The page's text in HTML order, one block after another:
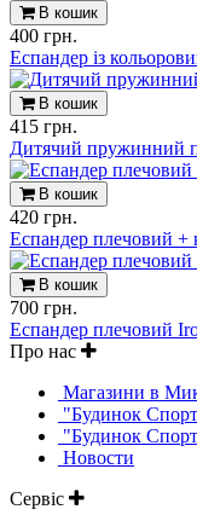
В кошик
400 грн.
Еспандер із
В кошик
415 грн.
Дитячий пружинний
В кошик
420 грн.
Еспандер плечовий +
В кошик
700 грн.
Еспандер плечовий
Про нас
Магазини в
"Будинок
"Будинок
Новости
Сервіс